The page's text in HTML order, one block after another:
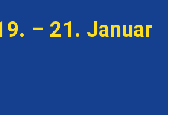
– 21. Januar